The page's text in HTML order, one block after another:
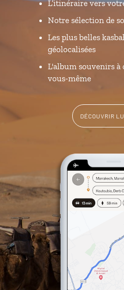
L’itinéraire vers
Notre sélection de
Les plus belles
géolocalisées
L'album souvenirs à
vous-même
DÉCOUVRIR